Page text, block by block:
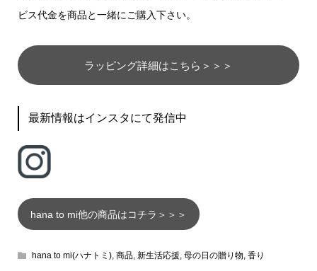
ビス代金を商品と一緒にご購入下さい。
ラッピング詳細はこちら＞＞＞
最新情報はインスタにて発信中
hana to mi他の商品はコチラ＞＞＞
hana to mi(ハナトミ), 商品, 新生活応援, 母の日の贈り物, 香り